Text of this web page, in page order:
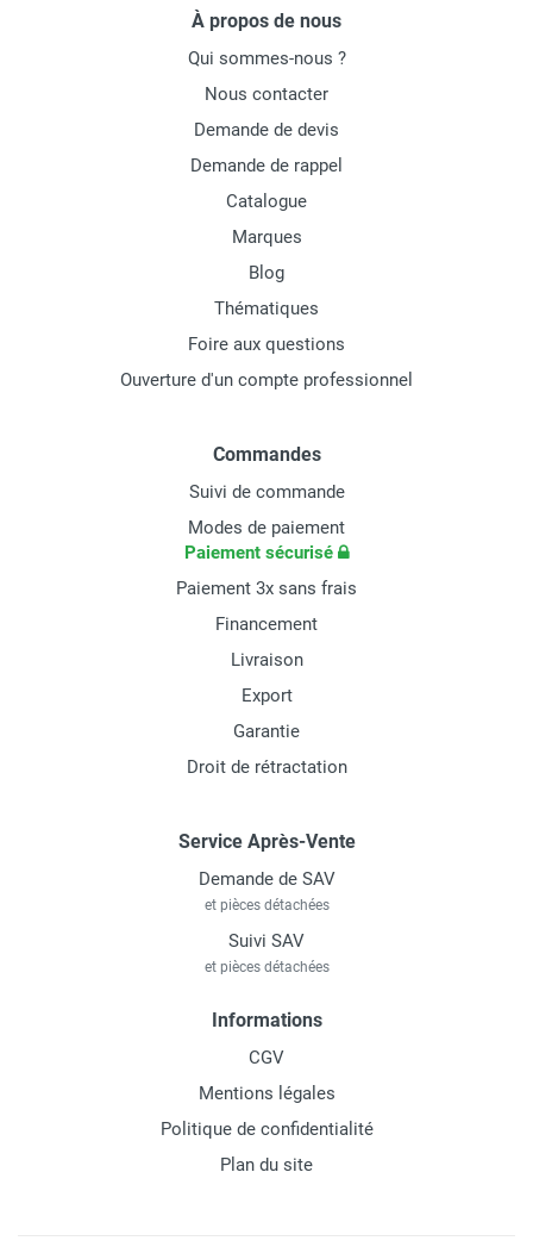
À propos de nous
Qui sommes-nous ?
Nous contacter
Demande de devis
Demande de rappel
Catalogue
Marques
Blog
Thématiques
Foire aux questions
Ouverture d'un compte professionnel
Commandes
Suivi de commande
Modes de paiement
Paiement sécurisé
Paiement 3x sans frais
Financement
Livraison
Export
Garantie
Droit de rétractation
Service Après-Vente
Demande de SAV
et pièces détachées
Suivi SAV
et pièces détachées
Informations
CGV
Mentions légales
Politique de confidentialité
Plan du site